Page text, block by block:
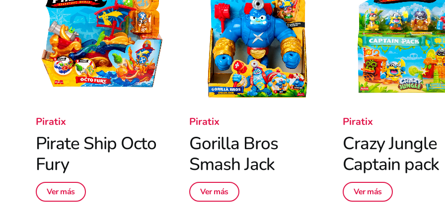
Piratix
Pirate Ship Octo
Fury
Ver más
Piratix
Gorilla Bros
Smash Jack
Ver más
Piratix
Crazy Jungle
Captain pack
Ver más